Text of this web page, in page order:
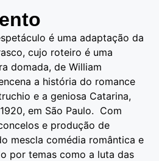
é uma adaptação da
cujo roteiro é uma
domada, de William
a história do romance
e a geniosa Catarina,
em São Paulo. Com
e produção de
mescla comédia romântica e
por temas como a luta das